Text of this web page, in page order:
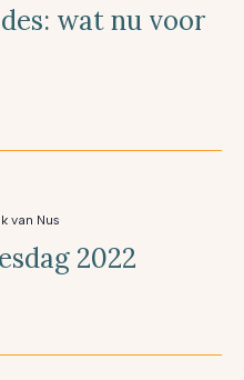
wat nu voor
van Nus
2022